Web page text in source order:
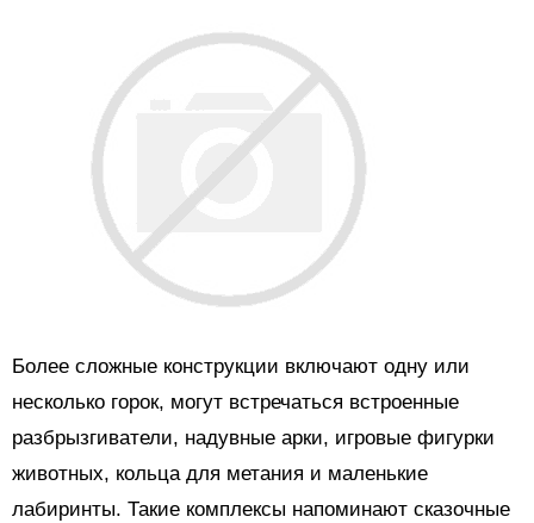
Более сложные конструкции включают одну или
несколько горок, могут встречаться встроенные
разбрызгиватели, надувные арки, игровые фигурки
животных, кольца для метания и маленькие
лабиринты. Такие комплексы напоминают сказочные